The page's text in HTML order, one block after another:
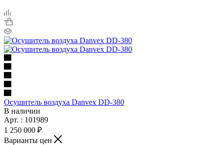
Осушитель воздуха Danvex DD-380
В наличии
Арт. : 101989
1 250 000 ₽
Варианты цен